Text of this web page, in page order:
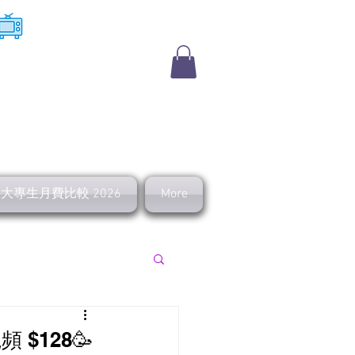
專生月費比較 2026 More
行 寬頻優惠
$128🥳